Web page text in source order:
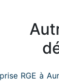
RGE à